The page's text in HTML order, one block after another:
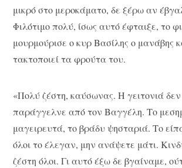
μικρό στο μεροκάματο, δε ξέρω αν
Φιλότιμο πολύ, ίσως αυτό έφταιξε, το
μουρμούρισε ο κυρ Βασίλης ο μανάβης
τακτοποιεί τα φρούτα του.
«Πολύ ζέστη, καύσωνας. Η γειτονιά
παράγγελνε από τον Βαγγέλη. Το
μαγειρευτά, το βράδυ ψησταριά. Το
όλοι το έλεγαν, μην ανάψετε μάτι.
ζέστη όλοι. Γι αυτό έξω δε βγαίναμε,